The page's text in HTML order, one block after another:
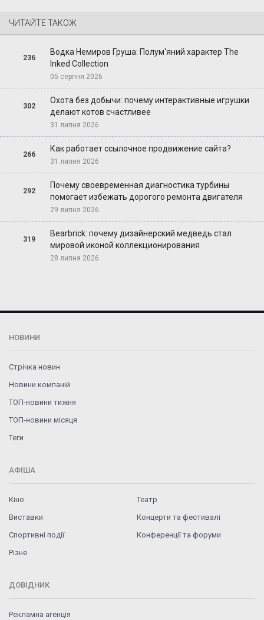
ЧИТАЙТЕ ТАКОЖ
236
Водка Немиров Груша: Полум'яний характер The
Inked Collection
05 серпня 2026
302
Охота без добычи: почему интерактивные игрушки
делают котов счастливее
31 липня 2026
266
Как работает ссылочное продвижение сайта?
31 липня 2026
292
Почему своевременная диагностика турбины
помогает избежать дорогого ремонта двигателя
29 липня 2026
319
Bearbrick: почему дизайнерский медведь стал
мировой иконой коллекционирования
28 липня 2026
НОВИНИ
Стрічка новин
Новини компаній
ТОП-новини тижня
ТОП-новини місяця
Теги
АФІША
Кіно
Театр
Виставки
Концерти та фестивалі
Спортивні події
Конференції та форуми
Різне
ДОВІДНИК
Рекламна агенція